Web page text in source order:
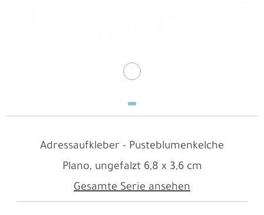
Adressaufkleber - Pusteblumenkelche
Gesamte Serie ansehen
Plano, ungefalzt 6,8 x 3,6 cm